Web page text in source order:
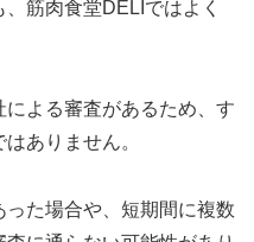
筋肉食堂DELIではよく
よる審査があるため、す
ありません。
た場合や、短期間に複数